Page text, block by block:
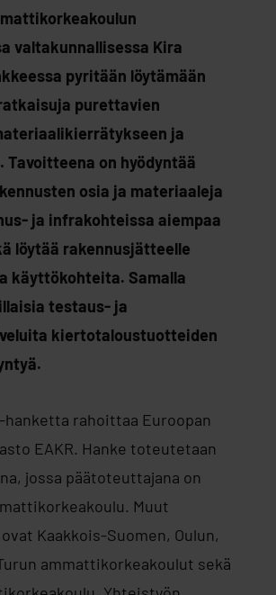
valtakunnallisessa Kira
pyritään löytämään
purettavien
ja
Tavoitteena on hyödyntää
osia ja materiaaleja
ja infrakohteissa aiempaa
löytää rakennusjätteelle
käyttökohteita. Samalla
testaus- ja
kiertotaloustuotteiden
hanketta rahoittaa Euroopan
EAKR. Hanke toteutetaan
jossa päätoteuttajana on
Muut
Kaakkois-Suomen, Oulun,
ammattikorkeakoulut sekä